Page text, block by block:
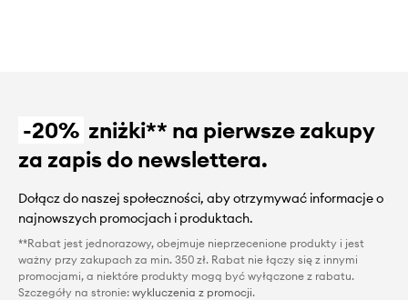
-20% zniżki** na pierwsze zakupy
za zapis do newslettera.
Dołącz do naszej społeczności, aby otrzymywać informacje o
najnowszych promocjach i produktach.
**Rabat jest jednorazowy, obejmuje nieprzecenione produkty i jest
ważny przy zakupach za min. 350 zł. Rabat nie łączy się z innymi
promocjami, a niektóre produkty mogą być wyłączone z rabatu.
Szczegóły na stronie: wykluczenia z promocji.